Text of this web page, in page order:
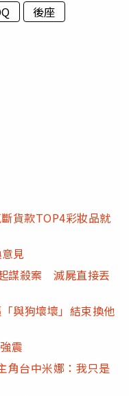
後座
貨款TOP4彩妝品就
見
謀殺案 滅屍直接丟
與狗壞壞」結束換他
震
角台中米娜：我只是